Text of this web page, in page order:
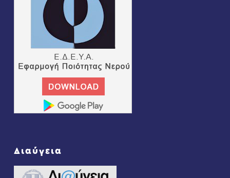
Διαύγεια